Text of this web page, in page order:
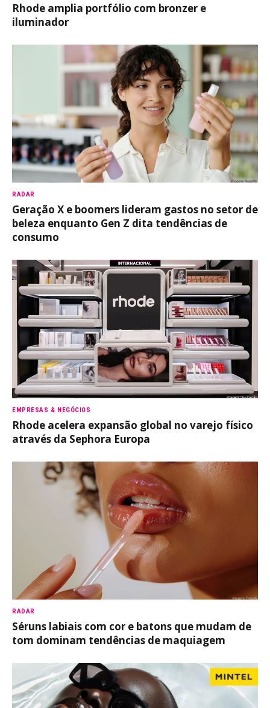
Rhode amplia portfólio com bronzer e
iluminador
RADAR
Geração X e boomers lideram gastos no setor de
beleza enquanto Gen Z dita tendências de
consumo
EMPRESAS & NEGÓCIOS
Rhode acelera expansão global no varejo físico
através da Sephora Europa
RADAR
Séruns labiais com cor e batons que mudam de
tom dominam tendências de maquiagem